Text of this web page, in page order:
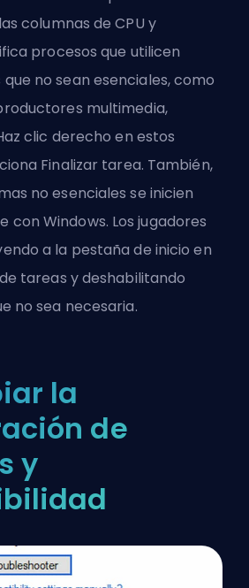
columnas de CPU y
procesos que utilicen
no sean esenciales, como
multimedia,
clic derecho en estos
Finalizar tarea. También,
no esenciales se inicien
Windows. Los jugadores
a la pestaña de inicio en
tareas y deshabilitando
no sea necesaria.
la
de
y